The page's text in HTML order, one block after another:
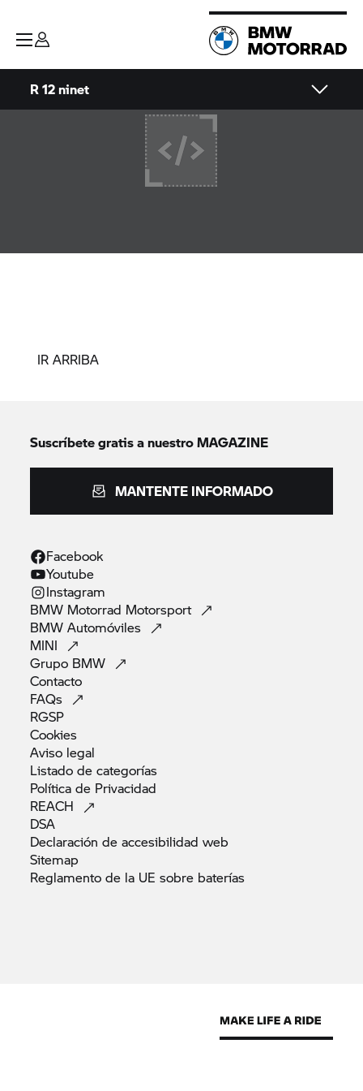
R 12 ninet
IR ARRIBA
Suscríbete gratis a nuestro MAGAZINE
MANTENTE INFORMADO
Facebook
Youtube
Instagram
BMW Motorrad Motorsport
BMWAutomóviles
MINI
Grupo BMW
Contacto
FAQs
RGSP
Cookies
Aviso legal
Listado decategorías
Política de Privacidad
REACH
DSA
Declaración de accesibilidadweb
Sitemap
Reglamento de la UE sobre baterías